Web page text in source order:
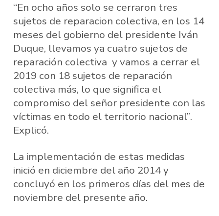
“En ocho años solo se cerraron tres
sujetos de reparacion colectiva, en los 14
meses del gobierno del presidente Iván
Duque, llevamos ya cuatro sujetos de
reparación colectiva y vamos a cerrar el
2019 con 18 sujetos de reparación
colectiva más, lo que significa el
compromiso del señor presidente con las
víctimas en todo el territorio nacional”.
Explicó.
La implementación de estas medidas
inició en diciembre del año 2014 y
concluyó en los primeros días del mes de
noviembre del presente año.